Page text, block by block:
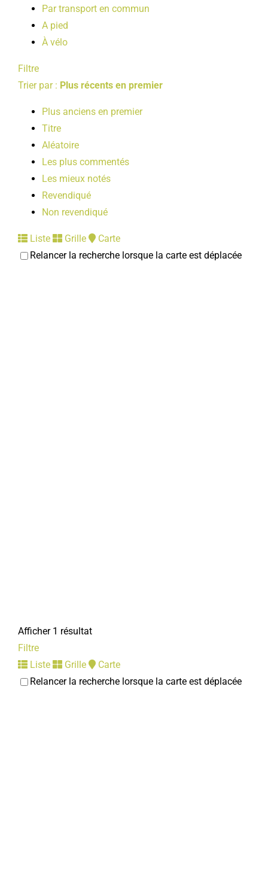
Par transport en commun
A pied
À vélo
Filtre
Trier par : Plus récents en premier
Plus anciens en premier
Titre
Aléatoire
Les plus commentés
Les mieux notés
Revendiqué
Non revendiqué
Liste Grille
Carte
Relancer la recherche lorsque la carte est déplacée
Afficher 1 résultat
Filtre
Liste
Grille
Carte
Relancer la recherche lorsque la carte est déplacée